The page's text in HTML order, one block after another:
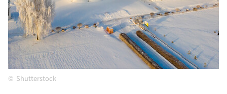
Shutterstock